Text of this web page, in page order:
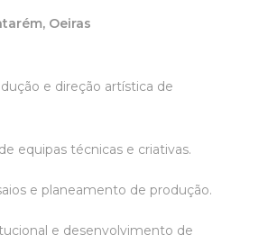
Oeiras
e direção artística de
equipas técnicas e criativas.
e planeamento de produção.
e desenvolvimento de